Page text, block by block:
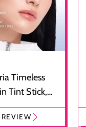
Timeless
Tint Stick,
dan
2-in-1